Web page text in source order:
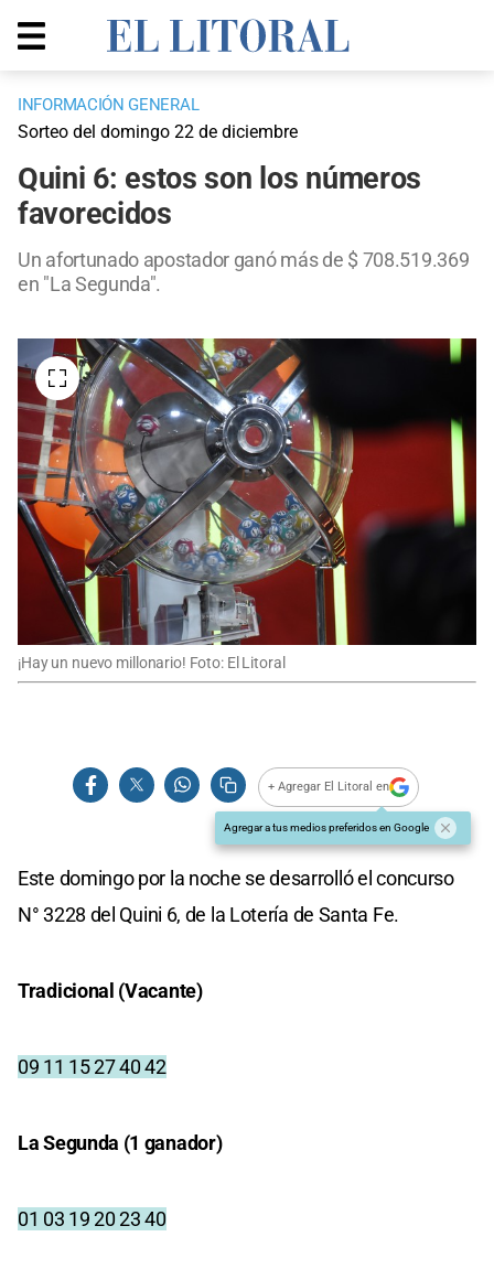
INFORMACIÓN GENERAL
Sorteo del domingo 22 de diciembre
Quini 6: estos son los números
favorecidos
Un afortunado apostador ganó más de $ 708.519.369
en "La Segunda".
¡Hay un nuevo millonario! Foto: El Litoral
+ Agregar El Litoral en
Agregar a tus medios preferidos en Google
Este domingo por la noche se desarrolló el concurso
N° 3228 del Quini 6, de la Lotería de Santa Fe.
Tradicional (Vacante)
09 11 15 27 40 42
La Segunda (1 ganador)
01 03 19 20 23 40